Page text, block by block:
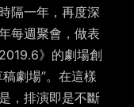
隔一年，再度深
每週聚會，做表
》的劇場創
劇場”。在這樣
，排演即是不斷